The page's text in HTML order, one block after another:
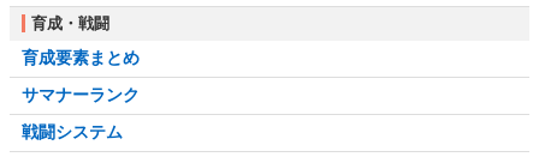
育成・戦闘
育成要素まとめ
サマナーランク
戦闘システム